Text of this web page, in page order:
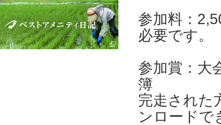
参加料：
必要です。
参加賞：大
簿
完走された
ンロードで